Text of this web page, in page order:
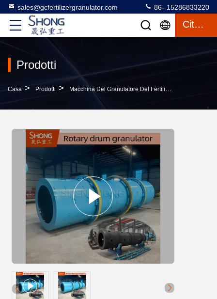
sales@gcfertilizergranulator.com 86--15286833220
Citazione
Prodotti
Casa > Prodotti > Macchina Del Granulatore Del Fertilizzante